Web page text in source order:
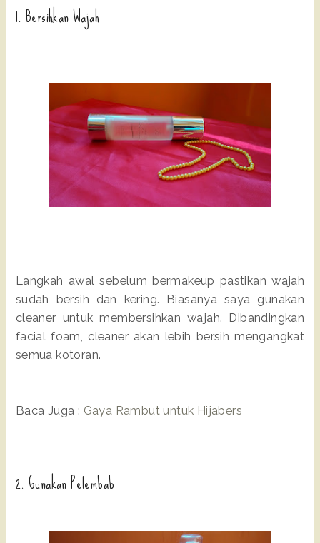
1. Bersihkan Wajah
Langkah awal sebelum bermakeup pastikan wajah
sudah bersih dan kering. Biasanya saya gunakan
cleaner untuk membersihkan wajah. Dibandingkan
facial foam, cleaner akan lebih bersih mengangkat
semua kotoran.
Baca Juga : Gaya Rambut untuk Hijabers
2. Gunakan Pelembab